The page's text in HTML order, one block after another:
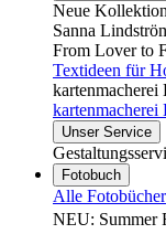
Neue
Sanna
From Lover to
Textideen für
kartenmacherei
kartenmacherei
Unser Service
Fotobuch
Alle Fotobücher
NEU: Summer